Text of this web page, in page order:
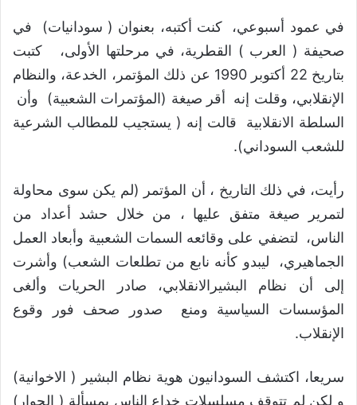
في عمود أسبوعي، كنت أكتبه، بعنوان ( سودانيات) في
صحيفة ( العرب ) القطرية، في مرحلتها الأولى، كتبت
بتاريخ 22 أكتوبر 1990 عن ذلك المؤتمر، الخدعة، والنظام
الإنقلابي، وقلت إنه أقر صيغة (المؤتمرات الشعبية) وأن
السلطة الانقلابية قالت إنه ( يستجيب للمطالب الشرعية
للشعب السوداني).
رأيت، في ذلك التاريخ ، أن المؤتمر (لم يكن سوى محاولة
لتمرير صيغة متفق عليها ، من خلال حشد أعداد من
الناس، لتضفي على وقائعه السمات الشعبية وأبعاد العمل
الجماهيري، ليبدو كأنه نابع من تطلعات الشعب) وأشرت
إلى أن نظام البشيرالانقلابي، صادر الحريات وألغى
المؤسسات السياسية ومنع صدور صحف فور وقوع
الإنقلاب.
سريعا، اكتشف السودانيون هوية نظام البشير ( الاخوانية)
و لكن لم تتوقف مسلسلات خداع الناس بمسألة ( الحوار)